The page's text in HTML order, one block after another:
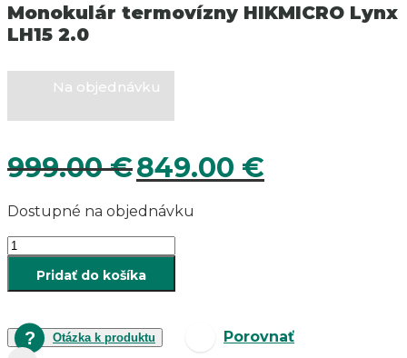
Monokulár termovízny HIKMICRO Lynx
LH15 2.0
Na objednávku
999.00€ Pôvodná
cena
999.00 €.
849.00 €cena
Dostupné na objednávku
množstvo
Monokulár
termovízny
HIKMICRO
LH15
2.0
Pridať do košíka
Otázka k produktu Porovnať